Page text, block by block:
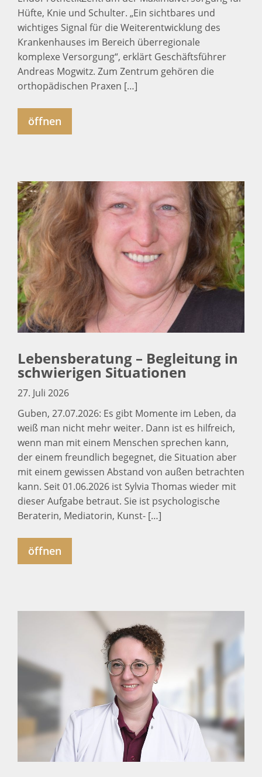
Hüfte, Knie und Schulter. „Ein sichtbares und
wichtiges Signal für die Weiterentwicklung des
Krankenhauses im Bereich überregionale
komplexe Versorgung“, erklärt Geschäftsführer
Andreas Mogwitz. Zum Zentrum gehören die
orthopädischen Praxen […]
öffnen
Lebensberatung – Begleitung in
schwierigen Situationen
27. Juli 2026
Guben, 27.07.2026: Es gibt Momente im Leben, da
weiß man nicht mehr weiter. Dann ist es hilfreich,
wenn man mit einem Menschen sprechen kann,
der einem freundlich begegnet, die Situation aber
mit einem gewissen Abstand von außen betrachten
kann. Seit 01.06.2026 ist Sylvia Thomas wieder mit
dieser Aufgabe betraut. Sie ist psychologische
Beraterin, Mediatorin, Kunst- […]
öffnen